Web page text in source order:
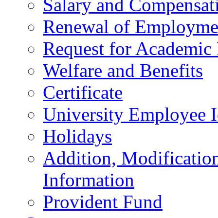
Salary and
Renewal of
Request for Academic
Welfare and Benefits
Certificate
University Employee
Holidays
Addition,
Information
Provident Fund